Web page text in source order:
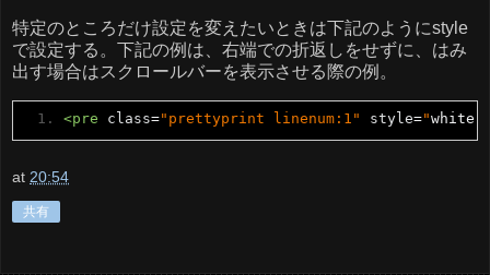
特定のところだけ設定を変えたいときは下記のようにstyle
で設定する。下記の例は、右端での折返しをせずに、はみ
出す場合はスクロールバーを表示させる際の例。
<pre class="prettyprint linenum:1" style="white
at 20:54
共有